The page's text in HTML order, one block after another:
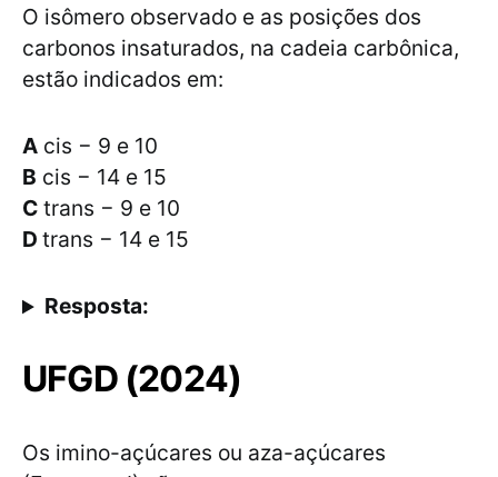
O isômero observado e as posições dos
carbonos insaturados, na cadeia carbônica,
estão indicados em:
A cis − 9 e 10
B cis − 14 e 15
C trans − 9 e 10
D trans − 14 e 15
Resposta:
UFGD (2024)
Os imino-açúcares ou aza-açúcares